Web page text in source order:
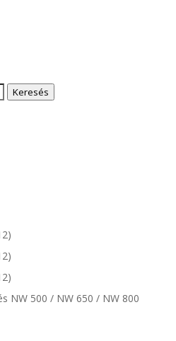
Keresés
NW 500 / NW 650 / NW 800